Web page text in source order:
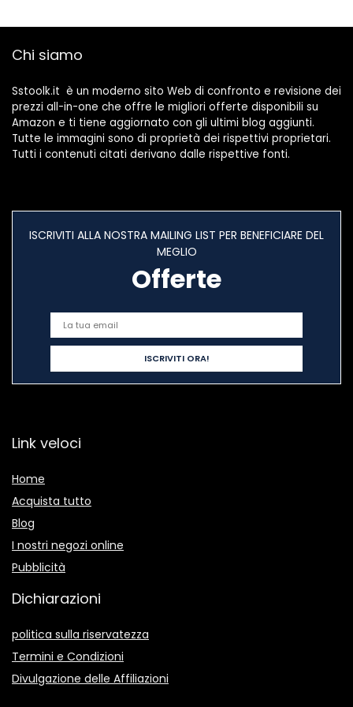
Piastrelle e Vetri
PC, Macbook,
Chi siamo
Sstoolk.it è un moderno sito Web di confronto e revisione dei
prezzi all-in-one che offre le migliori offerte disponibili su
Amazon e ti tiene aggiornato con gli ultimi blog aggiunti.
Tutte le immagini sono di proprietà dei rispettivi proprietari.
Tutti i contenuti citati derivano dalle rispettive fonti.
ISCRIVITI ALLA NOSTRA MAILING LIST PER BENEFICIARE DEL
MEGLIO
Offerte
Link veloci
Home
Acquista tutto
Blog
I nostri negozi online
Pubblicità
Dichiarazioni
politica sulla riservatezza
Termini e Condizioni
Divulgazione delle Affiliazioni